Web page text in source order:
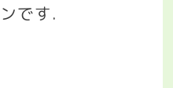
です.